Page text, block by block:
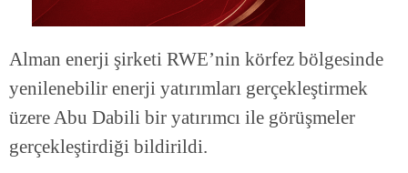
Alman enerji şirketi RWE’nin körfez bölgesinde
yenilenebilir enerji yatırımları gerçekleştirmek
üzere Abu Dabili bir yatırımcı ile görüşmeler
gerçekleştirdiği bildirildi.